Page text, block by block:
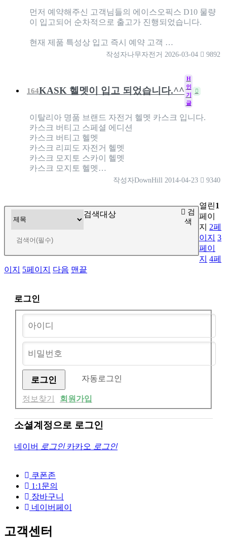
먼저 예약해주신 고객님들의 에이스오픽스 D10 물량
이 입고되어 순차적으로 출고가 진행되었습니다.
현재 제품 특성상 입고 즉시 예약 고객 …
작성자나무자전거 2026-03-04 9892
164KASK 헬멧이 입고 되었습니다.^^
H
인
기
글
이탈리아 명품 브랜드 자전거 헬멧 카스크 입니다.
카스크 버티고 스페셜 에디션
카스크 버티고 헬멧
카스크 리피도 자전거 헬멧
카스크 모지토 스카이 헬멧
카스크 모지토 헬멧…
작성자DownHill 2014-04-23 9340
검색대상
검
색
열린1
페이
지
2페
이지 3
페이
지 4페
이지
5페이지 다음 맨끝
로그인
자동로그인
정보찾기 회원가입
소셜계정으로 로그인
네이버 로그인 카카오 로그인
쿠폰존
1:1문의
장바구니
네이버페이
고객센터